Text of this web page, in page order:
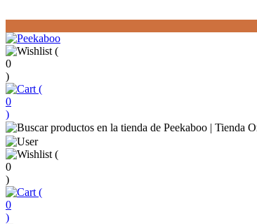
(
0
)
(
0
)
(
0
)
(
0
)